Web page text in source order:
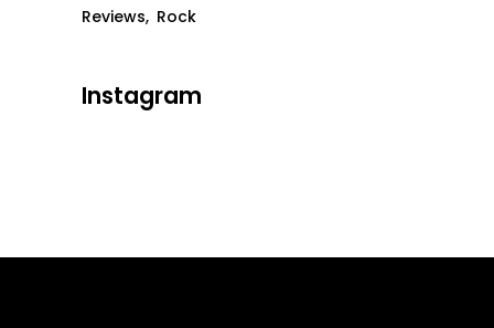
Reviews Rock
Instagram